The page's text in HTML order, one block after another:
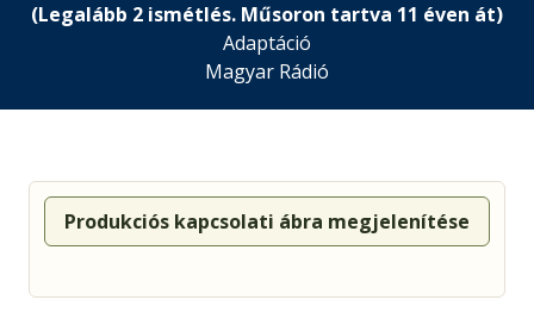
(Legalább 2 ismétlés. Műsoron tartva 11 éven át)
Adaptáció
Magyar Rádió
Produkciós kapcsolati ábra megjelenítése